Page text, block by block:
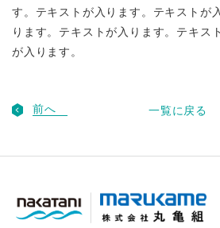
す。テキストが入ります。テキストが
ります。テキストが入ります。テキス
が入ります。
前へ 一覧に戻る